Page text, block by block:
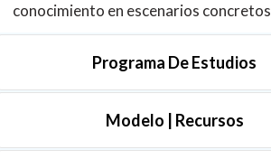
Programa De Estudios
Modelo | Recursos
conocimiento en escenarios concretos